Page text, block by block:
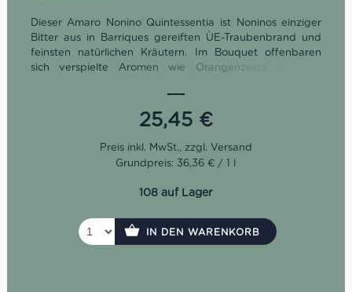
Dieser Amaro Nonino Quintessentia ist Noninos einziger
Bitter aus in Barriques gereiften ÙE-Traubenbrand und
feinsten natürlichen Kräutern. Im Bouquet offenbaren
sich verspielte Aromen wie Orangenzeste, Menthol,
Trunk ist der Amaro typisch bittersüß, elegant und
ausgewogen. So trinkt ihn übrigens Nonino-Chefin
Giannola: Man gebe 5 cl Amaro Nonino Quintessentia in
ein bauchiges Stielglas, befülle es mit Eiswürfeln bis zum
Rand und gebe 1,5 cl Prosecco sowie eine garnierende
25,45 €
Grundpreis: 36,36 € / 1 l
108 auf Lager
IN DEN WARENKORB